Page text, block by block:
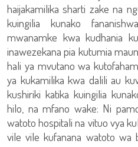
haijakamilika sharti zake na
kuingilia kunako
mwanamke kwa kudhania
inawezekana pia kutumia
hali ya mvutano wa
ya kukamilika kwa dalili au
kushiriki katika kuingilia
hilo, na mfano wake: Ni
watoto hospitali na vituo vya
vile vile kufanana watoto wa